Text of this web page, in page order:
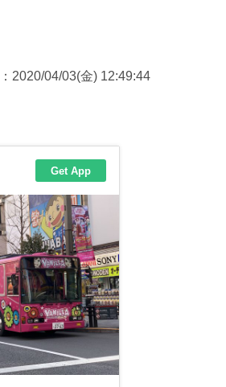
：2020/04/03(金) 12:49:44